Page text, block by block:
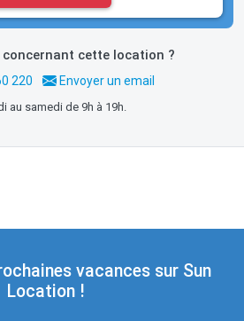
concernant cette location ?
220 Envoyer un email
au samedi de 9h à 19h.
vacances sur Sun
Location !